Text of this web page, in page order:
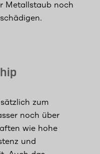
Metallstaub noch
zum
noch über
wie hohe
und